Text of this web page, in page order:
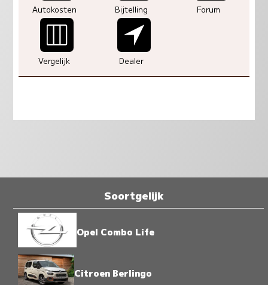
Autokosten Bijtelling Forum
Vergelijk Dealer
Soortgelijk
Opel Combo Life
Citroen Berlingo